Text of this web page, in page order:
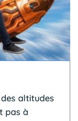
altitudes
pas à